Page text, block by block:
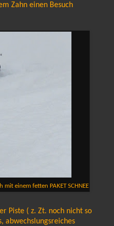
Zahn einen Besuch
einem fetten PAKET SCHNEE
Piste ( z. Zt. noch nicht so
abwechslungsreiches